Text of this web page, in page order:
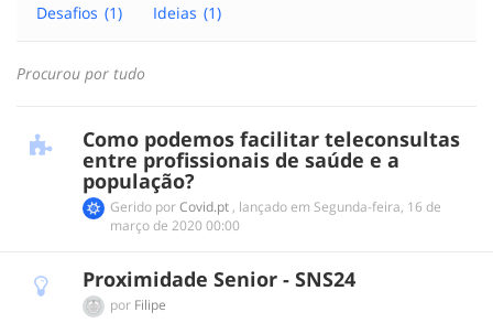
Desafios (1) Ideias (1)
Procurou por tudo
Como podemos facilitar teleconsultas
entre profissionais de saúde e a
população?
Gerido porCovid.pt , lançado em ‎Segunda-feira, 16 de
março de 2020 00:00
Proximidade Senior - SNS24
por Filipe